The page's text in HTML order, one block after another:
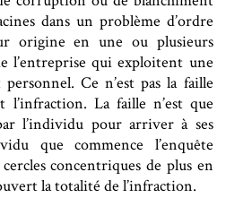
dans un problème d’ordre
origine en une ou plusieurs
l’entreprise qui exploitent une
Ce n’est pas la faille
l’infraction. La faille n’est que
l’individu pour arriver à ses
que commence l’enquête
concentriques de plus en
la totalité de l’infraction.